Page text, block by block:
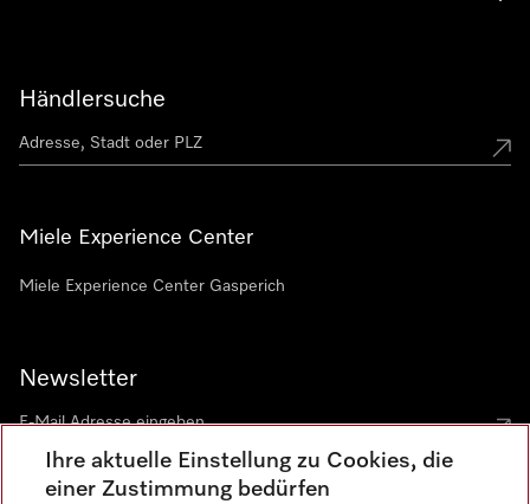
Händlersuche
Miele Experience Center
Miele Experience Center Gasperich
Newsletter
Ihre aktuelle Einstellung zu Cookies, die
einer Zustimmung bedürfen